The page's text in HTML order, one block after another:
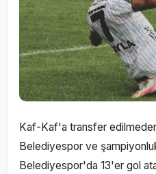
Kaf-Kaf'a transfer
Belediyespor ve
Belediyespor'da 13'er gol